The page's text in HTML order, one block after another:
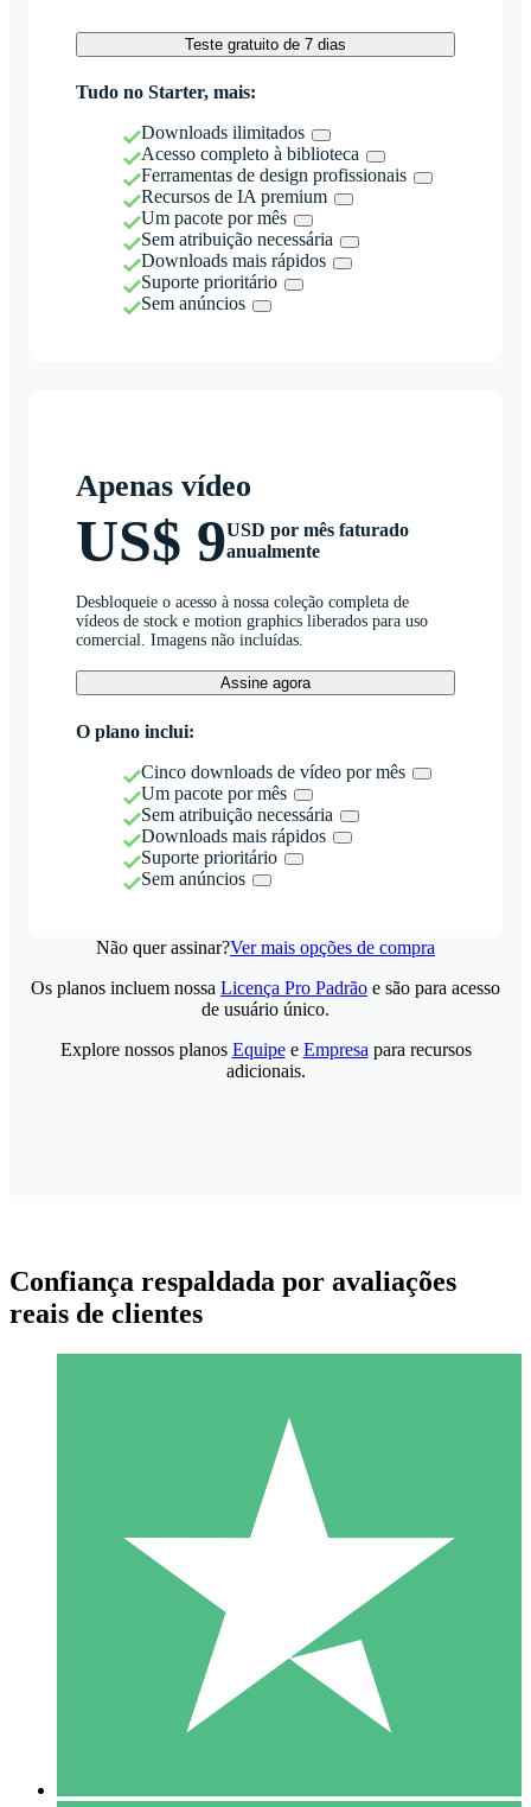
Teste gratuito de 7 dias
Tudo no Starter, mais:
Downloads ilimitados
Acesso completo à biblioteca
Ferramentas de design profissionais
Recursos de IA premium
Um pacote por mês
Sem atribuição necessária
Downloads mais rápidos
Suporte prioritário
Sem anúncios
Apenas vídeo
US$ 9USD por mês faturado
anualmente
Desbloqueie o acesso à nossa coleção completa de
vídeos de stock e motion graphics liberados para uso
comercial. Imagens não incluídas.
Assine agora
O plano inclui:
Cinco downloads de vídeo por mês
Um pacote por mês
Sem atribuição necessária
Downloads mais rápidos
Suporte prioritário
Sem anúncios
Não quer assinar?Ver mais opções de compra
Pacotes de Créditos Individuais
Pague conforme o uso com créditos de download. Sem
1000
Os planos incluem nossa Licença Pro Padrão e são para acesso
de usuário único.
Explore nossos planos Equipee Empresa para recursos
adicionais.
Confiança respaldada por avaliações
reais de clientes